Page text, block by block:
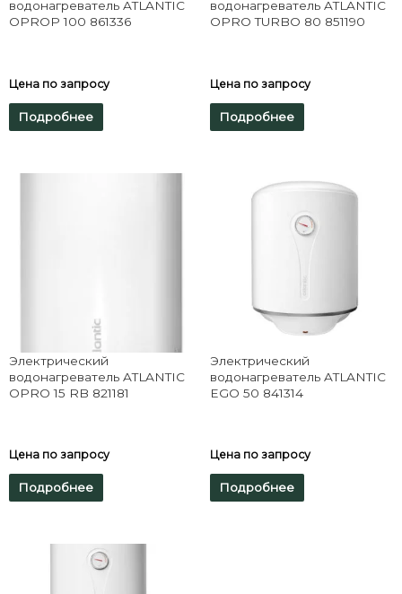
водонагреватель ATLANTIC
OPROP 100 861336
Цена по запросу
Подробнее
водонагреватель ATLANTIC
OPRO TURBO 80 851190
Цена по запросу
Подробнее
Электрический
водонагреватель ATLANTIC
OPRO 15 RB 821181
Цена по запросу
Подробнее
Электрический
водонагреватель ATLANTIC
EGO 50 841314
Цена по запросу
Подробнее